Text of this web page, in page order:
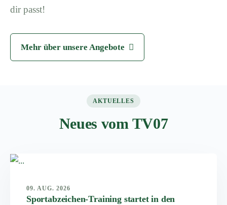
dir passt!
Mehr über unsere Angebote
AKTUELLES
Neues vom TV07
09. AUG. 2026
Sportabzeichen-Training startet in den